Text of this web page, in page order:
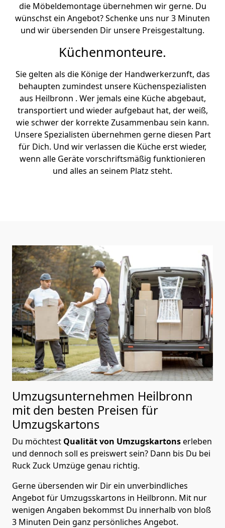
die Möbeldemontage übernehmen wir gerne. Du
wünschst ein Angebot? Schenke uns nur 3 Minuten
und wir übersenden Dir unsere Preisgestaltung.
Küchenmonteure.
Sie gelten als die Könige der Handwerkerzunft, das
behaupten zumindest unsere Küchenspezialisten
aus Heilbronn . Wer jemals eine Küche abgebaut,
transportiert und wieder aufgebaut hat, der weiß,
wie schwer der korrekte Zusammenbau sein kann.
Unsere Spezialisten übernehmen gerne diesen Part
für Dich. Und wir verlassen die Küche erst wieder,
wenn alle Geräte vorschriftsmäßig funktionieren
und alles an seinem Platz steht.
Umzugsunternehmen Heilbronn
mit den besten Preisen für
Umzugskartons
Du möchtest Qualität von Umzugskartonserleben
und dennoch soll es preiswert sein? Dann bis Du bei
Ruck Zuck Umzüge genau richtig.
Gerne übersenden wir Dir ein unverbindliches
Angebot für Umzugsskartons in Heilbronn. Mit nur
wenigen Angaben bekommst Du innerhalb von bloß
3 Minuten Dein ganz persönliches Angebot.